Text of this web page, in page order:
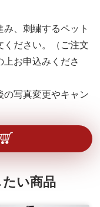
、刺繍するペット
ください。（ご注文
お申込みくださ
写真変更やキャン
い商品